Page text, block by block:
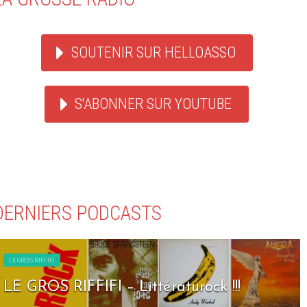
SOUTENIR SUR HELLOASSO
S'ABONNER SUR YOUTUBE
PODCASTS
LE GROS RIFFIFI
LE GROS RIFFIFI – Seven Days To